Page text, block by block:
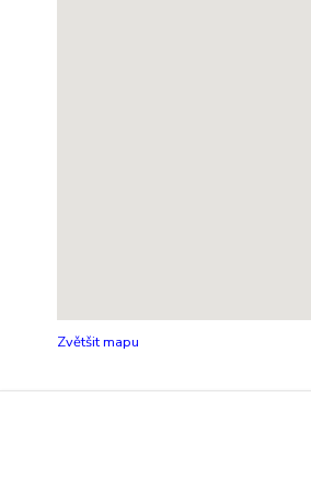
Zvětšit mapu